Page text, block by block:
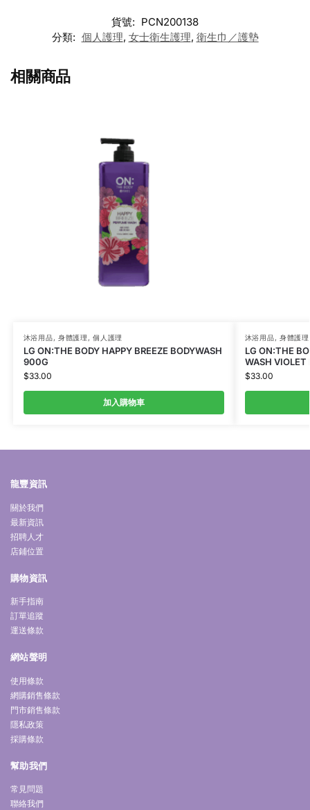
貨號: PCN200138
分類: 個人護理, 女士衛生護理, 衛生巾／護墊
相關商品
沐浴用品, 身體護理 ,個人護理
LG ON:THE BODY HAPPY BREEZE BODYWASH
900G
$33.00
加入購物車
沐浴用品, 身體護理
LG ON:THE
WASH
$33.00
龍豐資訊
關於我們
最新資訊
招聘人才
店鋪位置
購物資訊
新手指南
訂單追蹤
運送條款
網站聲明
使用條款
網購銷售條款
門市銷售條款
隱私政策
採購條款
幫助我們
常見問題
聯絡我們